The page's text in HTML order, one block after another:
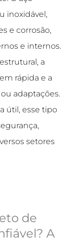
inoxidável,
e corrosão,
e internos.
a
rápida e a
adaptações.
útil, esse tipo
setores
de
A